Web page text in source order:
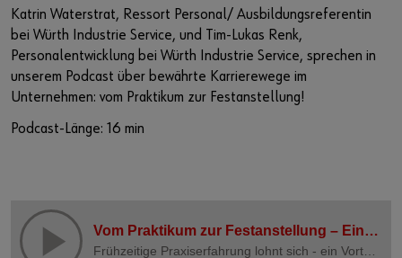
Katrin Waterstrat, Ressort Personal/ Ausbildungsreferentin
bei Würth Industrie Service, und Tim-Lukas Renk,
Personalentwicklung bei Würth Industrie Service, sprechen in
unserem Podcast über bewährte Karrierewege im
Unternehmen: vom Praktikum zur Festanstellung!
Podcast-Länge: 16 min